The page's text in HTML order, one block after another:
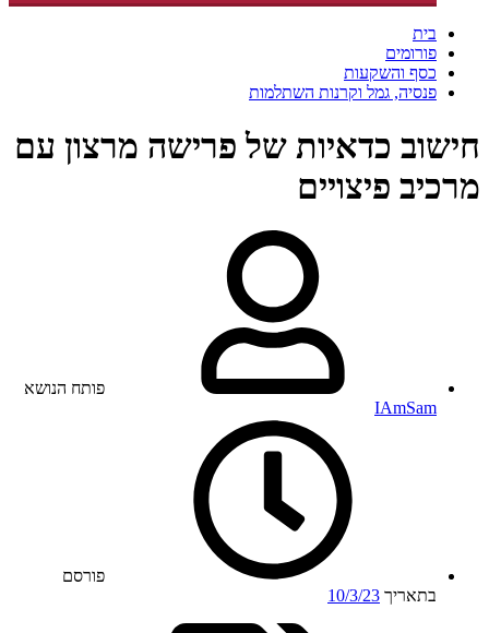
בית
פורומים
כסף והשקעות
פנסיה, גמל וקרנות השתלמות
חישוב כדאיות של פרישה מרצון עם
מרכיב פיצויים
פותח הנושא
IAmSam
פורסם
בתאריך 10/3/23